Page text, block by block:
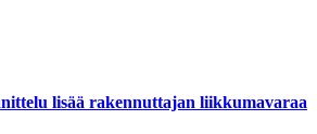
lisää rakennuttajan liikkumavaraa